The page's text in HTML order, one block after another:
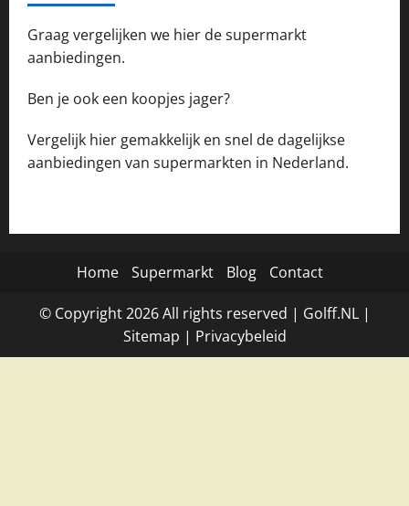
Graag vergelijken we hier de supermarkt
aanbiedingen.
Ben je ook een koopjes jager?
Vergelijk hier gemakkelijk en snel de dagelijkse
aanbiedingen van supermarkten in Nederland.
Home Supermarkt Blog Contact
© Copyright2026All rights reserved | Golff.NL|
Sitemap | Privacybeleid